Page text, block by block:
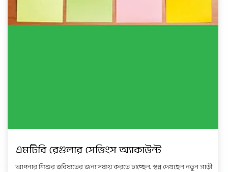
এমটিবি রেগুলার সেভিংস অ্যাকাউন্ট
আপনার শিশুর ভবিষ্যতের জন্য সঞ্চয় করতে চাচ্ছেন, স্বপ্ন দেখছেন নতুন গাড়ী